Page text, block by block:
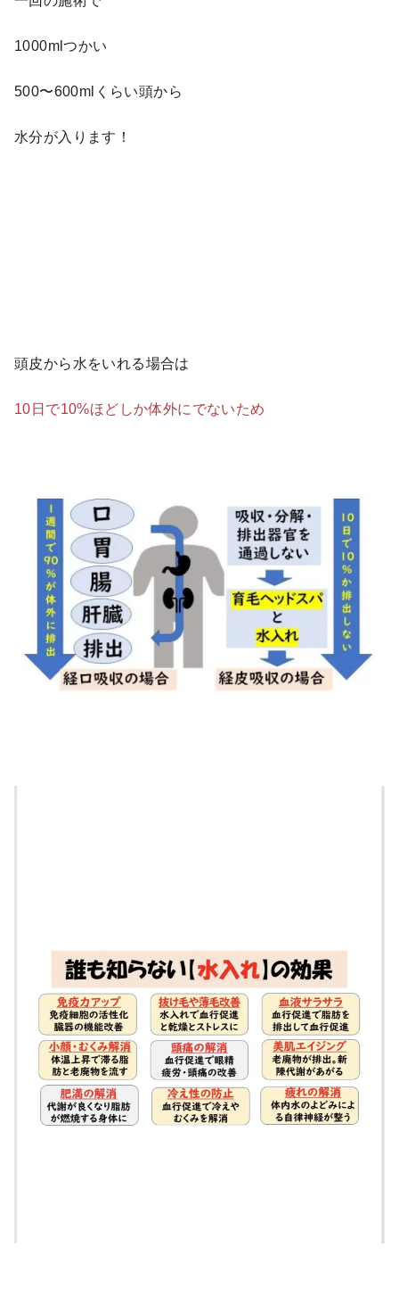
1000mlつかい
500〜600mlくらい頭から
水分が入ります！
頭皮から水をいれる場合は
10日で10%ほどしか体外にでないため